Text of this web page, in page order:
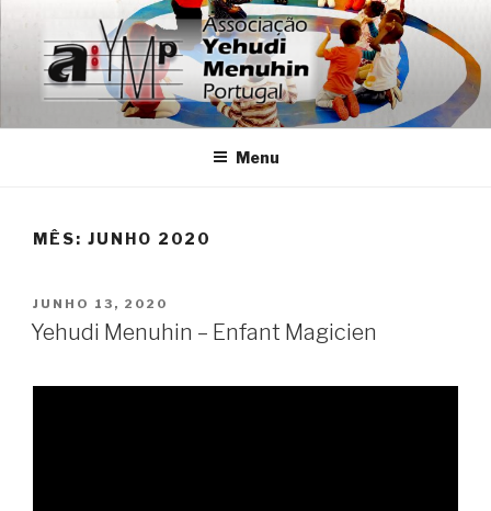
conteúdo
ASSOCIAÇÃO YEHUDI
MENUHIN PORTUGAL
Associação dos Amigos da Fundação Internacional Yehudi
Menu
MÊS: JUNHO 2020
PUBLICADO
EM
JUNHO 13, 2020
Yehudi Menuhin – Enfant Magicien